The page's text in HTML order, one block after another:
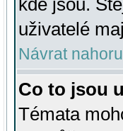
kde jsou.
uživatelé
Návrat nahoru
Co to jsou
Témata